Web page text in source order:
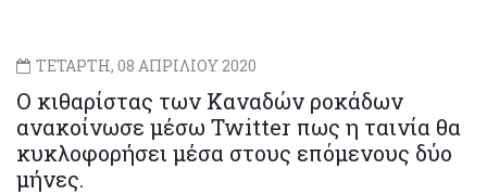
ΤΕΤΑΡΤΗ, 08 ΑΠΡΙΛΙΟΥ 2020
Ο κιθαρίστας των Καναδών ροκάδων
ανακοίνωσε μέσω Twitter πως η ταινία θα
κυκλοφορήσει μέσα στους επόμενους δύο
μήνες.